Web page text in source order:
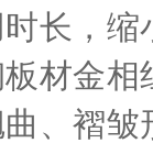
长，
材金
、褶